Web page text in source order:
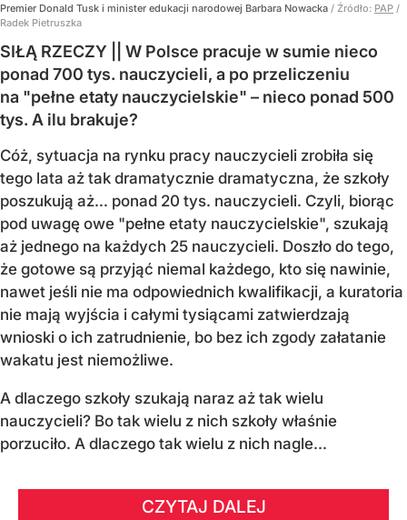
Premier Donald Tusk i minister edukacji narodowej Barbara Nowacka / Źródło: PAP /
Radek Pietruszka
SIŁĄ RZECZY || W Polsce pracuje w sumie nieco
ponad 700 tys. nauczycieli, a po przeliczeniu
na "pełne etaty nauczycielskie" – nieco ponad 500
tys. A ilu brakuje?
Cóż, sytuacja na rynku pracy nauczycieli zrobiła się
tego lata aż tak dramatycznie dramatyczna, że szkoły
poszukują aż… ponad 20 tys. nauczycieli. Czyli, biorąc
pod uwagę owe "pełne etaty nauczycielskie", szukają
aż jednego na każdych 25 nauczycieli. Doszło do tego,
że gotowe są przyjąć niemal każdego, kto się nawinie,
nawet jeśli nie ma odpowiednich kwalifikacji, a kuratoria
nie mają wyjścia i całymi tysiącami zatwierdzają
wnioski o ich zatrudnienie, bo bez ich zgody załatanie
wakatu jest niemożliwe.
A dlaczego szkoły szukają naraz aż tak wielu
nauczycieli? Bo tak wielu z nich szkoły właśnie
porzuciło. A dlaczego tak wielu z nich nagle...
CZYTAJ DALEJ